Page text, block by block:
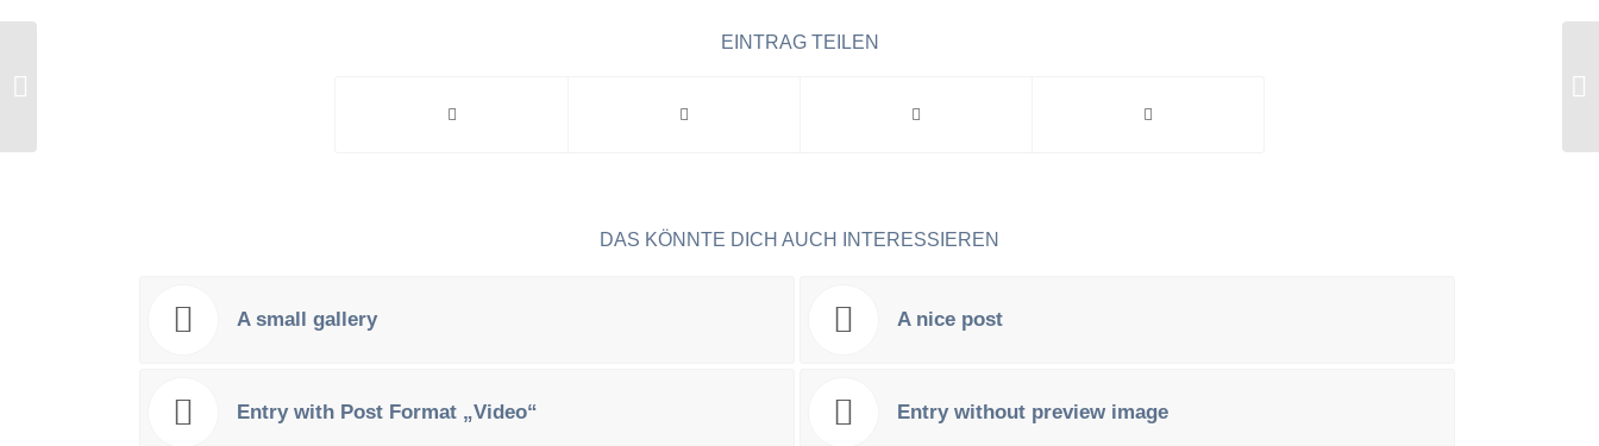
EINTRAG TEILEN
DAS KÖNNTE DICH AUCH INTERESSIEREN
A small gallery A nice post
Entry with Post Format „Video“ Entry without preview image